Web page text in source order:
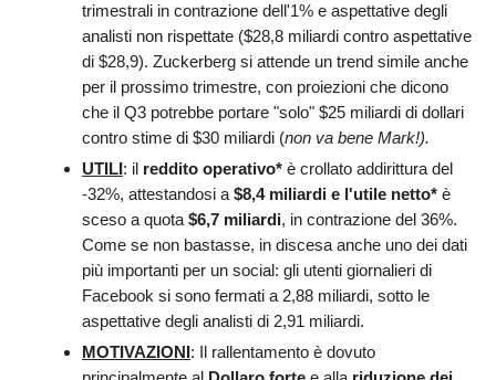
trimestrali in contrazione dell'1% e aspettative degli
analisti non rispettate ($28,8 miliardi contro aspettative
di $28,9). Zuckerberg si attende un trend simile anche
per il prossimo trimestre, con proiezioni che dicono
che il Q3 potrebbe portare "solo" $25 miliardi di dollari
contro stime di $30 miliardi (non va bene Mark!).
UTILI: il reddito operativo* è crollato addirittura del
-32%, attestandosi a $8,4 miliardi e l'utile netto* è
sceso a quota $6,7 miliardi, in contrazione del 36%.
Come se non bastasse, in discesa anche uno dei dati
più importanti per un social: gli utenti giornalieri di
Facebook si sono fermati a 2,88 miliardi, sotto le
aspettative degli analisti di 2,91 miliardi.
MOTIVAZIONI: Il rallentamento è dovuto